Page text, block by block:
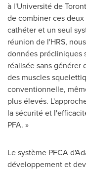
à l'Université de
de combiner ces
cathéter et un seul
réunion de l'HRS,
données précliniques
réalisée sans
des muscles
conventionnelle,
plus élevés.
la sécurité et
PFA. »
Le système PFCA
développement et